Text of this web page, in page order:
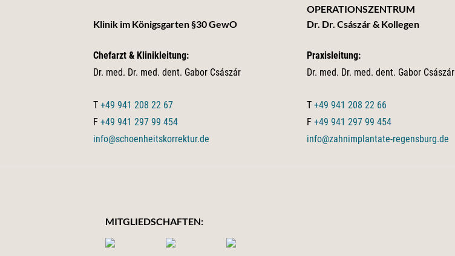
Klinik im Königsgarten §30 GewO
Chefarzt & Klinikleitung:
Dr. med. Dr. med. dent. Gabor Császár
T +49 941 208 22 67
F +49 941 297 99 454
info@schoenheitskorrektur.de
OPERATIONSZENTRUM
Dr. Dr. Császár & Kollegen
Praxisleitung:
Dr. med. Dr. med. dent. Gabor Császár
T+49 941 208 22 66
F+49 941 297 99 454
info@zahnimplantate-regensburg.de
MITGLIEDSCHAFTEN: